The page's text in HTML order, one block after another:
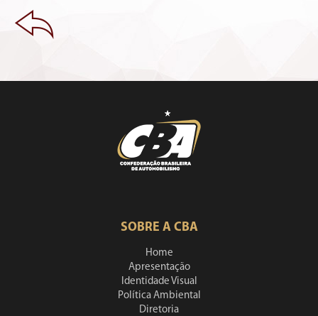
SOBRE A CBA
Home
Apresentação
Identidade Visual
Política Ambiental
Diretoria